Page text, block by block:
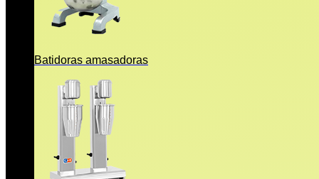
Batidoras amasadoras